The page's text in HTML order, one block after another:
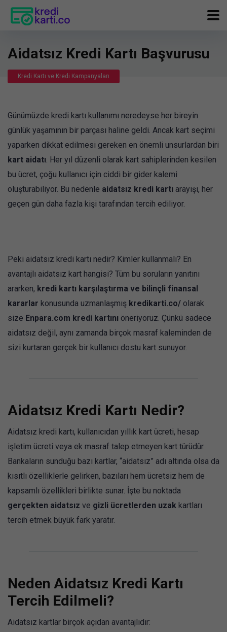
Aidatsız Kredi Kartı Başvurusu
Kredi Kartı ve Kredi Kampanyaları
Günümüzde kredi kartı kullanımı neredeyse her bireyin
günlük yaşamının bir parçası haline geldi. Ancak kart seçimi
yaparken dikkat edilmesi gereken en önemli unsurlardan biri
kart aidatı. Her yıl düzenli olarak kart sahiplerinden kesilen
bu ücret, çoğu kullanıcı için ciddi bir gider kalemi
oluşturabiliyor. Bu nedenle aidatsız kredi kartı arayışı, her
geçen gün daha fazla kişi tarafından tercih ediliyor.
Peki aidatsız kredi kartı nedir? Kimler kullanmalı? En
avantajlı aidatsız kart hangisi? Tüm bu soruların yanıtını
ararken, kredi kartı karşılaştırma ve bilinçli finansal
kararlar konusunda uzmanlaşmış kredikarti.co/ olarak
size Enpara.com kredi kartını öneriyoruz. Çünkü sadece
aidatsız değil, aynı zamanda birçok masraf kaleminden de
sizi kurtaran gerçek bir kullanıcı dostu kart sunuyor.
Aidatsız Kredi Kartı Nedir?
Aidatsız kredi kartı, kullanıcıdan yıllık kart ücreti, hesap
işletim ücreti veya ek masraf talep etmeyen kart türüdür.
Bankaların sunduğu bazı kartlar, “aidatsız” adı altında olsa da
kısıtlı özelliklerle gelirken, bazıları hem ücretsiz hem de
kapsamlı özellikleri birlikte sunar. İşte bu noktada
gerçekten aidatsız ve gizli ücretlerden uzak kartları
tercih etmek büyük fark yaratır.
Neden Aidatsız Kredi Kartı
Tercih Edilmeli?
Aidatsız kartlar birçok açıdan avantajlıdır: